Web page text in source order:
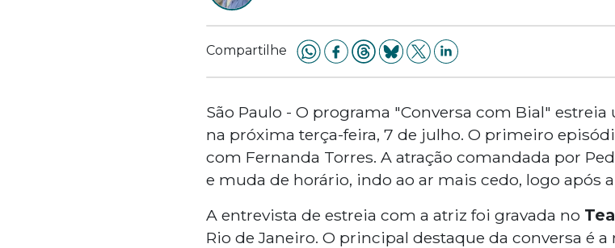
Compartilhe
São Paulo - O programa "Conversa com Bial"
na próxima terça-feira, 7 de julho. O primeiro
com Fernanda Torres. A atração comandada por
e muda de horário, indo ao ar mais cedo, logo após
A entrevista de estreia com a atriz foi gravada no
Rio de Janeiro. O principal destaque da conversa é